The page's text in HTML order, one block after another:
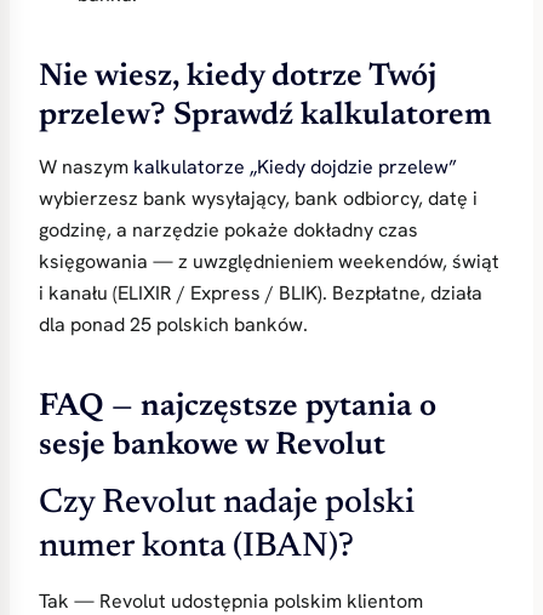
Nie wiesz, kiedy dotrze Twój
przelew? Sprawdź kalkulatorem
W naszym kalkulatorze „Kiedy dojdzie przelew”
wybierzesz bank wysyłający, bank odbiorcy, datę i
godzinę, a narzędzie pokaże dokładny czas
księgowania — z uwzględnieniem weekendów, świąt
i kanału (ELIXIR / Express / BLIK). Bezpłatne, działa
dla ponad 25 polskich banków.
FAQ — najczęstsze pytania o
sesje bankowe w Revolut
Czy Revolut nadaje polski
numer konta (IBAN)?
Tak — Revolut udostępnia polskim klientom